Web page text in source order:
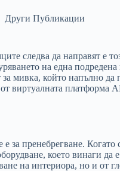
Други Публикации
следва да направят е
на една
мивка, който напълно
виртуалната
за пренебрегване.
което винаги
на интериора, но и от